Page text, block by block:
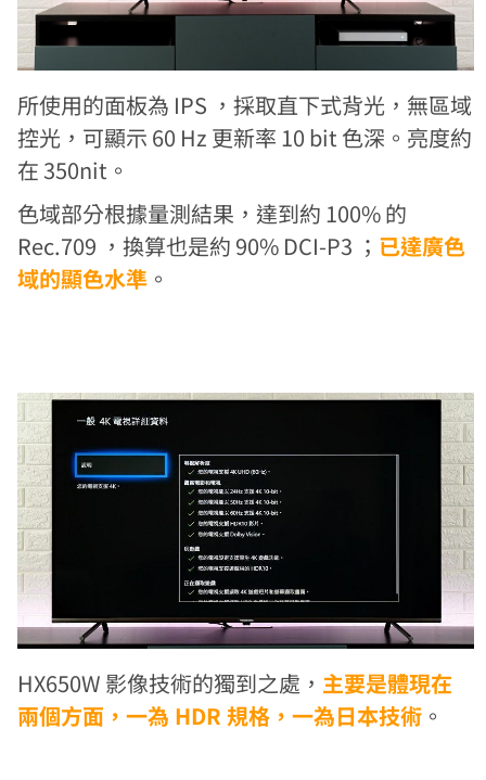
所使用的面板為 IPS ，採取直下式背光，無區域
控光，可顯示 60 Hz 更新率 10 bit 色深。亮度約
在 350nit。
色域部分根據量測結果，達到約 100% 的
Rec.709 ，換算也是約 90% DCI-P3 ； 已達廣色
域的顯色水準 。
HX650W 影像技術的獨到之處， 主要是體現在
兩個方面，一為 HDR 規格，一為日本技術 。